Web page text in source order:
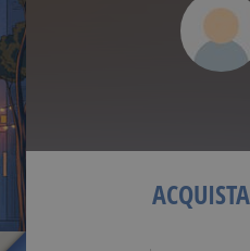
ACQUISTA